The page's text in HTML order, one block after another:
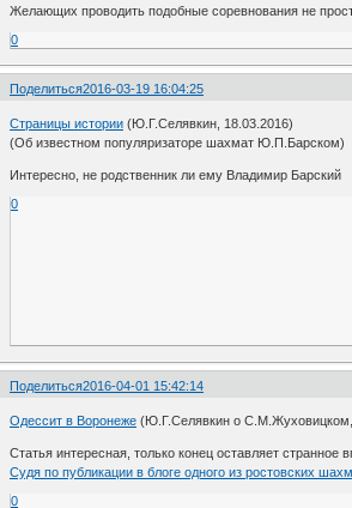
Желающих проводить подобные соревнования не
0
Поделиться2016-03-19 16:04:25
Страницы истории (Ю.Г.Селявкин, 18.03.2016)
(Об известном популяризаторе шахмат Ю.П.Барском)
Интересно, не родственник ли ему Владимир Барский
0
Поделиться2016-04-01 15:42:14
Одессит в Воронеже (Ю.Г.Селявкин о С.М.Жуховицком,
Статья интересная, только конец оставляет странное
Судя по публикации в блоге одного из ростовских
0